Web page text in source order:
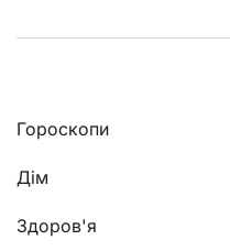
Гороскопи
Дім
Здоров'я